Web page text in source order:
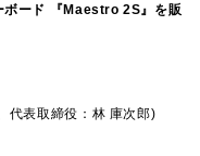
ボード 『Maestro 2S』を販
代表取締役：林 庫次郎)